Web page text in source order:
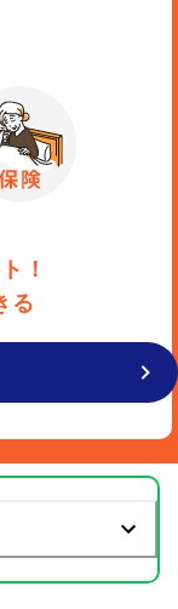
！
る